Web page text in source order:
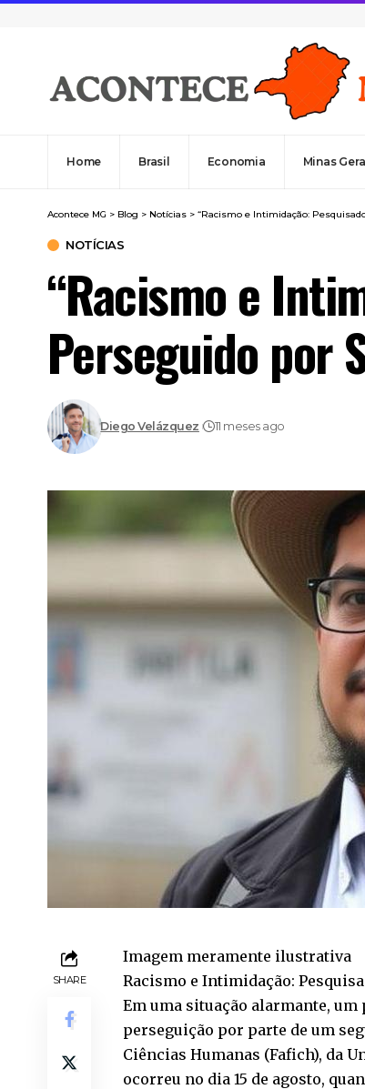
Home Brasil Economia Minas
Acontece MG > Blog > Notícias > “Racismo e Intimidação:
NOTÍCIAS
“Racismo e
Perseguido por
Diego Velázquez 11 meses ago
SHARE
Imagem meramente ilustrativa
Racismo e Intimidação:
Em uma situação alarmante,
perseguição por parte de um
Ciências Humanas (Fafich), da
ocorreu no dia 15 de agosto,